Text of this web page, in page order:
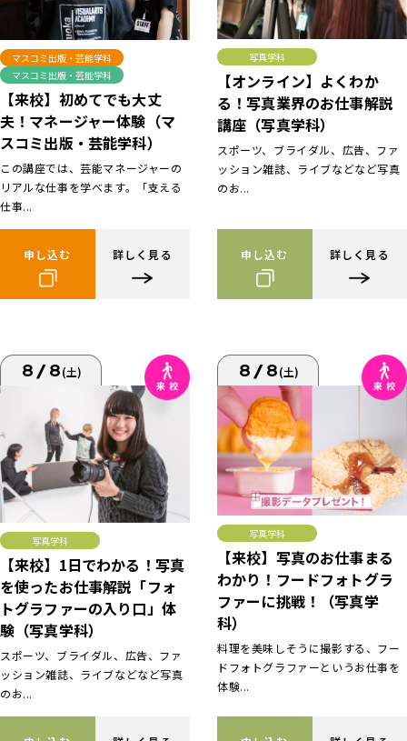
マスコミ出版・芸能学科
マスコミ出版・芸能学科
【来校】初めてでも大丈
夫！マネージャー体験（マ
スコミ出版・芸能学科）
この講座では、芸能マネージャーの
リアルな仕事を学べます。「支える
仕事...
申し込む 詳しく見る
写真学科
【オンライン】よくわか
る！写真業界のお仕事解説
講座（写真学科）
スポーツ、ブライダル、広告、ファ
ッション雑誌、ライブなどなど写真
のお...
申し込む 詳しく見る
8/8(土)
写真学科
【来校】1日でわかる！写真
を使ったお仕事解説「フォ
トグラファーの入り口」体
験（写真学科）
スポーツ、ブライダル、広告、ファ
ッション雑誌、ライブなどなど写真
のお...
8/8(土)
写真学科
【来校】写真のお仕事まる
わかり！フードフォトグラ
ファーに挑戦！（写真学
科）
料理を美味しそうに撮影する、フー
ドフォトグラファーというお仕事を
体験...